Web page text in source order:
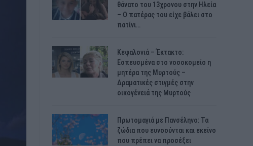
θάνατο του 13χρονου στην Ηλεία
– Ο πατέρας του είχε βάλει στο
πατίνι…
Κεφαλονιά – Έκτακτο:
Εσπευσμένα στο νοσοκομείο η
μητέρα της Μυρτούς –
Δραματικές στιγμές στην
οικογένειά της Μυρτούς
Πρωτομαγιά με Πανσέληνο: Τα
ζώδια που ευνοούνται και εκείνο
που πρέπει να προσέξει